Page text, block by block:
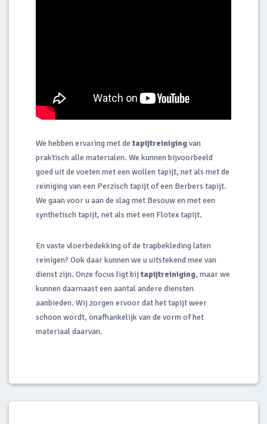
We hebben ervaring met detapijtreinigingvan
praktisch alle materialen. We kunnen bijvoorbeeld
goed uit de voeten met een wollen tapijt, net als met de
reiniging van een Perzisch tapijt of een Berbers tapijt.
We gaan voor u aan de slag met Besouw en met een
synthetisch tapijt, net als met een Flotex tapijt.
En vaste vloerbedekking of de trapbekleding laten
reinigen? Ook daar kunnen we u uitstekend mee van
dienst zijn. Onze focus ligt bijtapijtreiniging, maar we
kunnen daarnaast een aantal andere diensten
aanbieden. Wij zorgen ervoor dat het tapijt weer
schoon wordt, onafhankelijk van de vorm of het
materiaal daarvan.